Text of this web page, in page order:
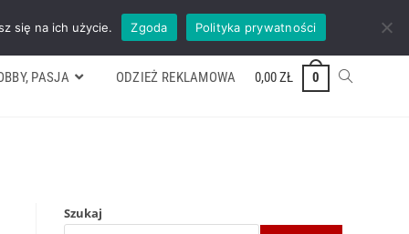
Formularz wyceny Kontakt ZADZWOŃ TEL. 600 352 938
PASJA ODZIEŻ REKLAMOWA 0,00ZŁ 0
Szukaj
się na ich użycie. Zgoda Polityka prywatności